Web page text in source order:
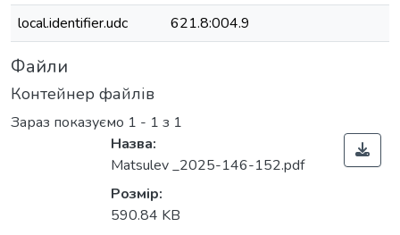
local.identifier.udc
621.8:004.9
Файли
Контейнер файлів
Зараз показуємо 1 - 1 з 1
Назва:
Matsulev _2025-146-152.pdf
Розмір:
590.84 KB